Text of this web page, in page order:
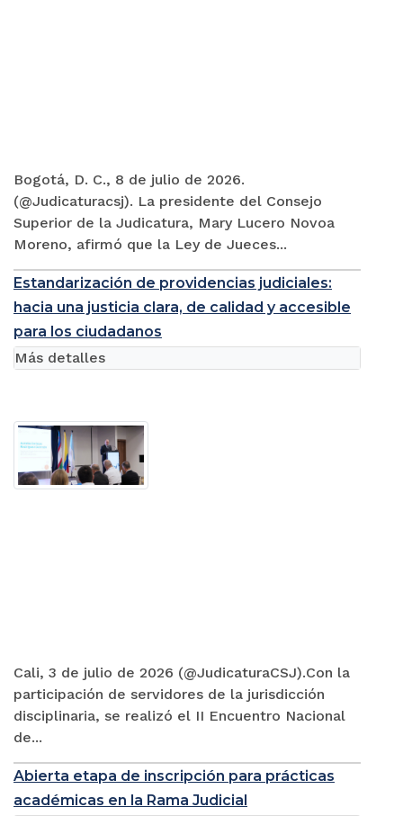
Bogotá, D. C., 8 de julio de 2026.
(@Judicaturacsj). La presidente del Consejo
Superior de la Judicatura, Mary Lucero Novoa
Moreno, afirmó que la Ley de Jueces...
Estandarización de providencias judiciales:
hacia una justicia clara, de calidad y accesible
para los ciudadanos
Cali, 3 de julio de 2026 (@JudicaturaCSJ).Con la
participación de servidores de la jurisdicción
disciplinaria, se realizó el II Encuentro Nacional
de...
Más detalles
Abierta etapa de inscripción para prácticas
académicas en la Rama Judicial